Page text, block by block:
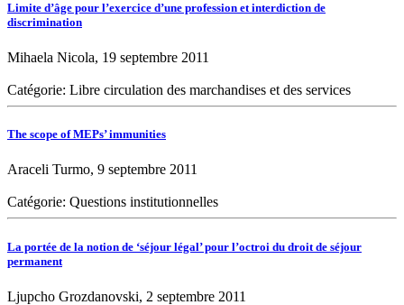
Limite d’âge pour l’exercice d’une profession et interdiction de
discrimination
Mihaela Nicola, 19 septembre 2011
Catégorie: Libre circulation des marchandises et des services
The scope of MEPs’ immunities
Araceli Turmo, 9 septembre 2011
Catégorie: Questions institutionnelles
La portée de la notion de ‘séjour légal’ pour l’octroi du droit de séjour
permanent
Ljupcho Grozdanovski, 2 septembre 2011